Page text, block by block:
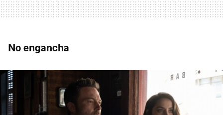
No engancha